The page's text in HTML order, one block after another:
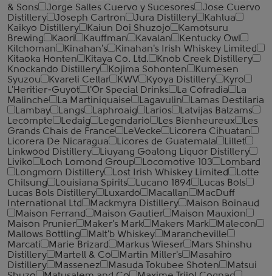
& Sons
Jorge Salles Cuervo y Sucesores
Jose Cuervo
Distillery
Joseph Cartron Jura Distillery
Kahlua
Kaikyo Distillery
Kaiun Doi Shuzojo
Kamotsuru
Brewing
Kaori Kauffman Kavalan
Kentucky Owl
Kilchoman
Kinahan's
Kinahan's Irish Whiskey Limited
Kitaoka Honten
Kitaya Co. Ltd.
Knob Creek Distillery
Knockando Distillery
Kojima Sohonten
Kumesen
Syuzou
Kvareli Cellar KWV Kyoya Distillery
Kyro
L'Heritier-Guyot
l'Or Special Drinks La Cofradia
La
Malinche
La Martiniquaise Lagavulin
Lamas Destilaria
Lambay
Langs Laphroaig Larios
Latvijas Balzams
Lecompte
Ledaig Legendario Les Bienheureux
Les
Grands Chais de France
LeVecke
Licorera Cihuatan
Licorera De Nicaragua
Licores de Guatemala
Lillet
Linkwood Distillery
Liuyang Goalong Liquor Distillery
Liviko
Loch Lomond Group Locomotive 103
Lombard
Longmorn Distillery
Lost Irish Whiskey Limited
Lotte
Chilsung
Louisiana Spirits Lucano 1894
Lucas Bols
Lucas Bols Distillery
Luxardo Macallan
MacDuff
International Ltd
Mackmyra Distillery
Maison Boinaud
Maison Ferrand
Maison Gautier
Maison Mauxion
Maison Prunier
Maker's Mark Makers Mark
Malecon
Mallows Bottling
Malt'b Whiskey
Marancheville
Marcati
Marie Brizard Markus Wieser
Mars Shinshu
Distillery
Martell & Co Martin Miller's
Masahiro
Distillery
Massenez Masuda Tokubee Shoten
Matsui